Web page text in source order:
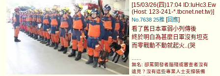
[15/03/26(四)17:04 ID:IuHc3.Ew
(Host: 123-241-*.tbcnet.net.tw)]
No.7638 25推 [回應]
看了舊日本軍弱小列傳後
終於明白為甚麼日軍沒有坦克
而零戰動不動就起火..(哭
無名: 卻罵開發者腦殘或審查者沒有
遠見？沒有這些專業人士支撐裝備